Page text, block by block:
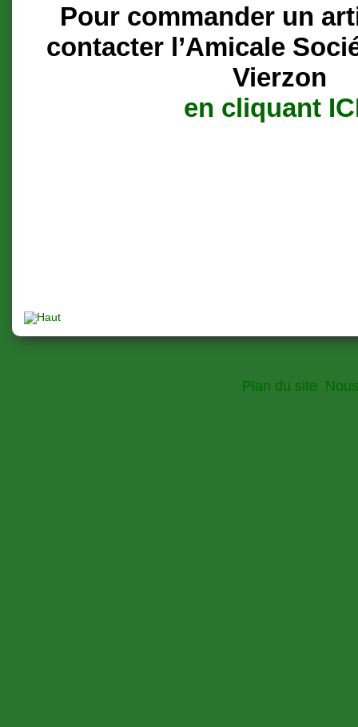
Pour commander un
contacter l’Amicale
Vierzon
en cliquant
Plan du site